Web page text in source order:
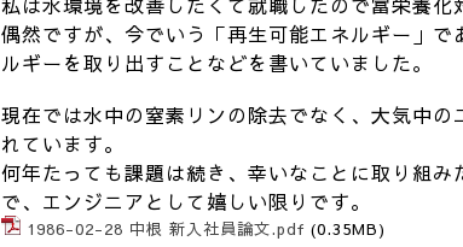
偶然ですが、今でいう「再生可能エネルギー」
ルギーを取り出すことなどを書いていました。
現在では水中の窒素リンの除去でなく、大気中の
れています。
何年たっても課題は続き、幸いなことに取り組み
で、エンジニアとして嬉しい限りです。
1986-02-28 中根 新入社員論文.pdf (0.35MB)